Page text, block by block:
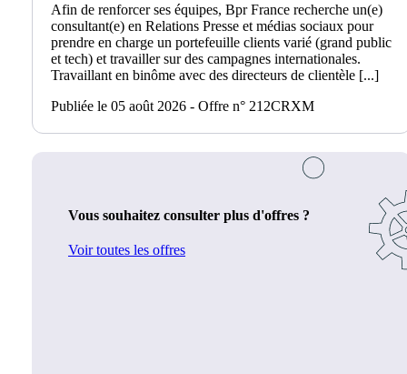
Afin de renforcer ses équipes, Bpr France recherche un(e)
consultant(e) en Relations Presse et médias sociaux pour
prendre en charge un portefeuille clients varié (grand public
et tech) et travailler sur des campagnes internationales.
Travaillant en binôme avec des directeurs de clientèle [...]
Publiée le 05 août 2026 - Offre n° 212CRXM
Vous souhaitez consulter plus d'offres ?
Voir toutes les offres